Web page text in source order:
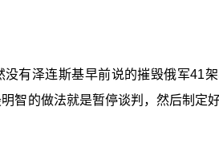
有泽连斯基早前说的摧毁俄军41
智的做法就是暂停谈判，然后制定好